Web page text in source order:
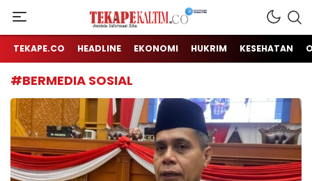
TEKAPE KALTIM
Jendela Informasi Kita
TEKAPE.CO HEADLINE EKONOMI HUKRIM KESEHATAN
#BERMEDIA SOSIAL